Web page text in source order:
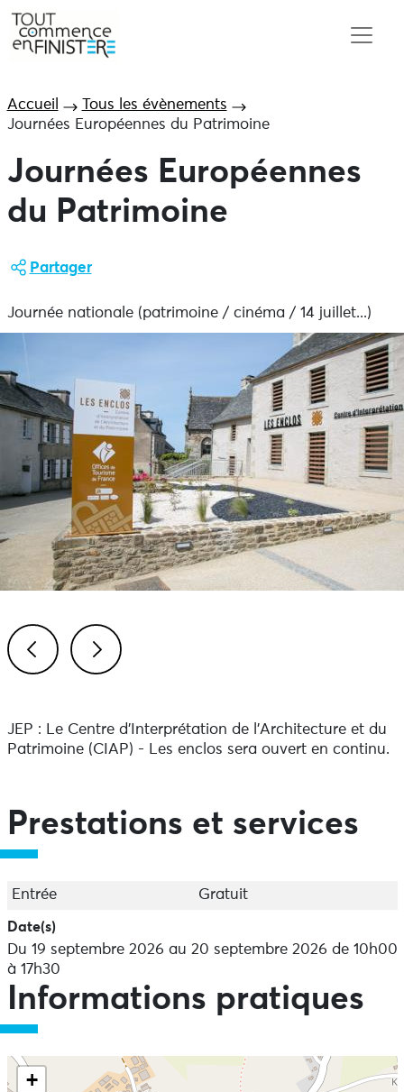
Accueil
Tous les évènements
Journées Européennes du Patrimoine
Journées Européennes
du Patrimoine
Partager
Journée nationale (patrimoine / cinéma / 14 juillet...)
JEP : Le Centre d'Interprétation de l'Architecture et du
Patrimoine (CIAP) - Les enclos sera ouvert en continu.
Prestations et services
Entrée Gratuit
Date(s)
Du 19 septembre 2026 au 20 septembre 2026 de 10h00
à 17h30
Informations pratiques
+